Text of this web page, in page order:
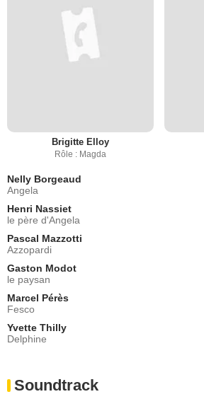
Brigitte Elloy
Rôle : Magda
Nelly Borgeaud
Angela
Henri Nassiet
le père d'Angela
Pascal Mazzotti
Azzopardi
Gaston Modot
le paysan
Marcel Pérès
Fesco
Yvette Thilly
Delphine
Soundtrack